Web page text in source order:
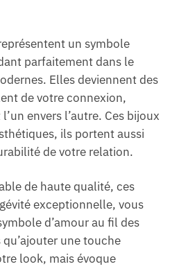
un symbole
parfaitement dans le
Elles deviennent des
de votre connexion,
envers l’autre. Ces bijoux
ils portent aussi
de votre relation.
de haute qualité, ces
exceptionnelle, vous
d’amour au fil des
une touche
look, mais évoque